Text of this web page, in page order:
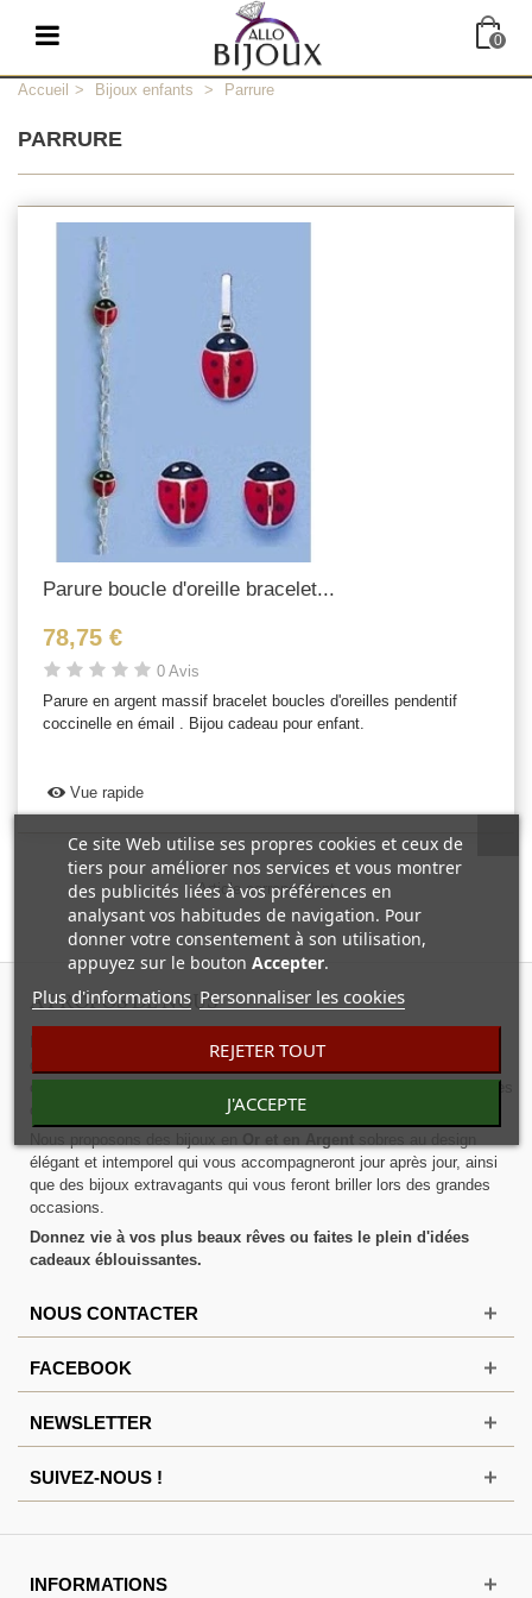
0
Accueil > Bijoux enfants > Parrure
PARRURE
Parure boucle d'oreille bracelet...
78,75 €
0 Avis
Parure en argent massif bracelet boucles d'oreilles pendentif
coccinelle en émail . Bijou cadeau pour enfant.
Vue rapide
Article correpondant
A PROPOS DE NOUS
Nous travaillons avec uniquement desfabricants français
qualité et de sérieux avec une
ces artisans français sont toujours dans la recherche du design et des
bijoux modernes et originales
élégant et intemporel qui vous accompagneront jour après jour, ainsi
que des bijoux extravagants qui vous feront briller lors des grandes
occasions.
Donnez vie à vos plus beaux rêves ou faites le plein d'idées
cadeaux éblouissantes.
NOUS CONTACTER
FACEBOOK
NEWSLETTER
SUIVEZ-NOUS !
Ce site Web utilise ses propres cookies et ceux de
tiers pour améliorer nos services et vous montrer
des publicités liées à vos préférences en
analysant vos habitudes de navigation. Pour
donner votre consentement à son utilisation,
appuyez sur le bouton Accepter.
Plus d'informations Personnaliser les cookies
REJETER TOUT
J'ACCEPTE
INFORMATIONS